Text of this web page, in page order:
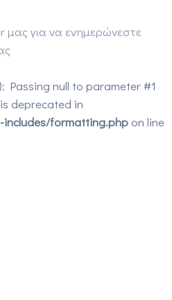
μας για να ενημερώνεστε
Passing null to parameter #1
deprecated in
formatting.php on line